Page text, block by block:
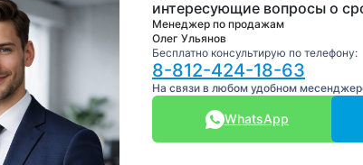
интересующие вопросы о
Менеджер по продажам
Олег Ульянов
Бесплатно консультирую по телефону:
8-812-424-18-63
На связи в любом удобном
WhatsApp